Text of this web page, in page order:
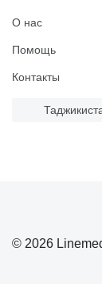
О нас
Помощь
Контакты
© 2026